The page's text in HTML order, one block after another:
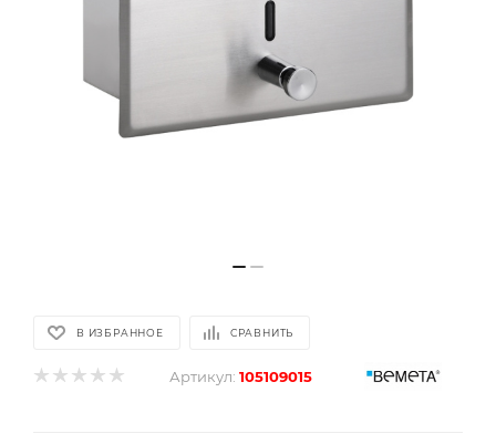
В ИЗБРАННОЕ СРАВНИТЬ
Артикул: 105109015